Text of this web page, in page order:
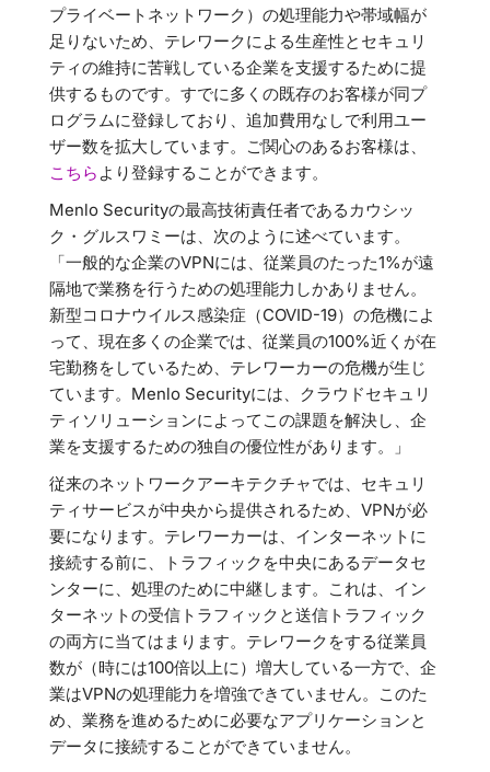
プライベートネットワーク）の処理能力や帯域幅が
足りないため、テレワークによる生産性とセキュリ
ティの維持に苦戦している企業を支援するために提
供するものです。すでに多くの既存のお客様が同プ
ログラムに登録しており、追加費用なしで利用ユー
ザー数を拡大しています。ご関心のあるお客様は、
こちら より登録することができます。
Menlo Securityの最高技術責任者であるカウシッ
ク・グルスワミーは、次のように述べています。
「一般的な企業のVPNには、従業員のたった1%が遠
隔地で業務を行うための処理能力しかありません。
新型コロナウイルス感染症（COVID-19）の危機によ
って、現在多くの企業では、従業員の100%近くが在
宅勤務をしているため、テレワーカーの危機が生じ
ています。Menlo Securityには、クラウドセキュリ
ティソリューションによってこの課題を解決し、企
業を支援するための独自の優位性があります。」
従来のネットワークアーキテクチャでは、セキュリ
ティサービスが中央から提供されるため、VPNが必
要になります。テレワーカーは、インターネットに
接続する前に、トラフィックを中央にあるデータセ
ンターに、処理のために中継します。これは、イン
ターネットの受信トラフィックと送信トラフィック
の両方に当てはまります。テレワークをする従業員
数が（時には100倍以上に）増大している一方で、企
業はVPNの処理能力を増強できていません。このた
め、業務を進めるために必要なアプリケーションと
データに接続することができていません。